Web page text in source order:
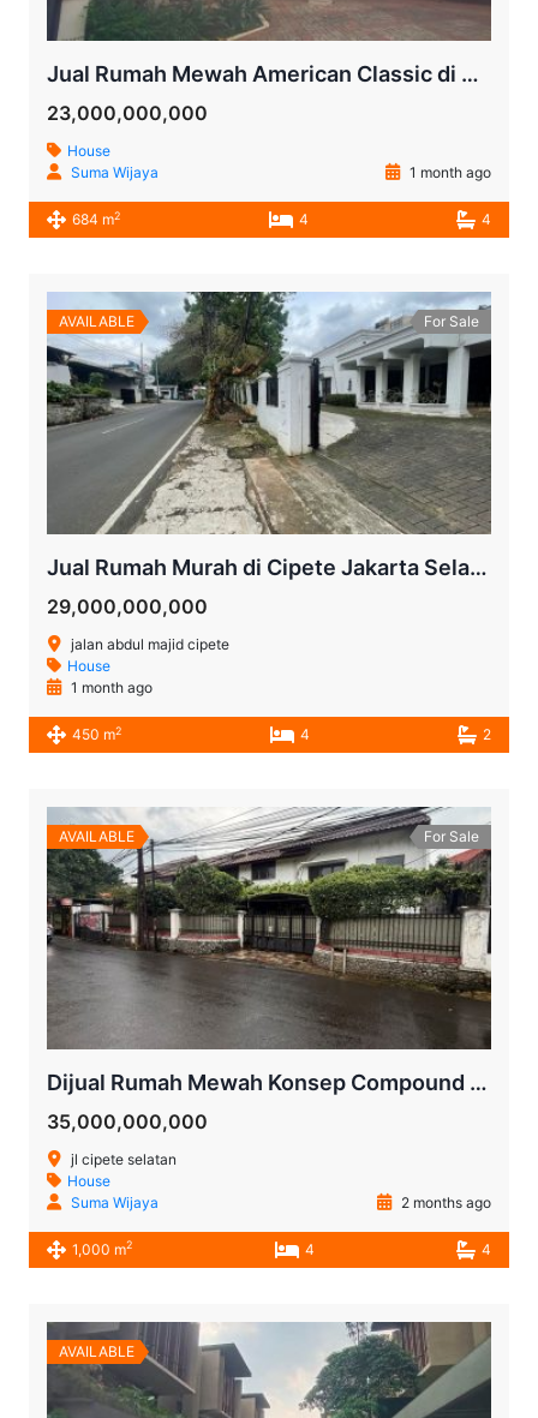
Jual Rumah Mewah American Classic di Kemang, Jakarta Selatan – SHM, Kolam Renang Pribadi, LT 742 m²
23,000,000,000
House
Suma Wijaya
1 month ago
684 m2 4 4
AVAILABLE For Sale
Jual Rumah Murah di Cipete Jakarta Selatan | LT 916 m² Cocok untuk Townhouse, Kantor, Cafe, Hotel atau Investasi
29,000,000,000
jalan abdul majid cipete
House
1 month ago
450 m2 4 2
AVAILABLE For Sale
Dijual Rumah Mewah Konsep Compound di Cipete Selatan Jakarta Selatan – 3 Hunian dalam 1 SHM, LT 1.295 m²
35,000,000,000
jl cipete selatan
House
Suma Wijaya
2 months ago
1,000 m2 4 4
AVAILABLE